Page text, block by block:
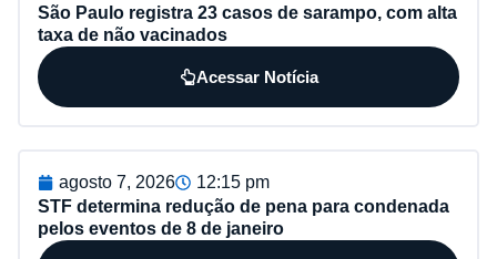
São Paulo registra 23 casos de sarampo, com alta
taxa de não vacinados
Acessar Notícia
agosto 7, 2026
12:15 pm
STF determina redução de pena para condenada
pelos eventos de 8 de janeiro